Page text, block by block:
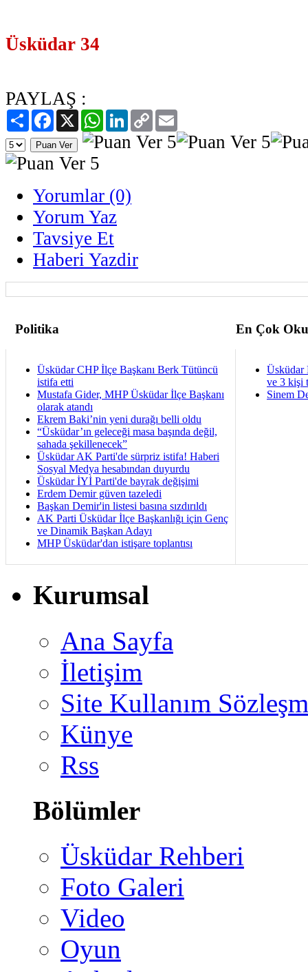
Üsküdar 34
PAYLAŞ :
PaylaşFacebook
X WhatsAppLinkedIn
Copy
Link
Yorumlar (0)
Yorum Yaz
Tavsiye Et
Haberi Yazdir
Politika En Çok
Üsküdar CHP İlçe Başkanı Berk Tütüncü
istifa etti
Mustafa Gider, MHP Üsküdar İlçe Başkanı
olarak atandı
Ekrem Baki’nin yeni durağı belli oldu
“Üsküdar’ın geleceği masa başında değil,
sahada şekillenecek”
Üsküdar AK Parti'de sürpriz istifa! Haberi
Sosyal Medya hesabından duyurdu
Üsküdar İYİ Parti'de bayrak değişimi
Erdem Demir güven tazeledi
Başkan Demir'in listesi basına sızdırıldı
AK Parti Üsküdar İlçe Başkanlığı için Genç
ve Dinamik Başkan Adayı
MHP Üsküdar'dan istişare toplantısı
Üsküdar
ve 3 kişi
Sinem
Kurumsal
Ana Sayfa
İletişim
Site Kullanım
Künye
Rss
Bölümler
Üsküdar Rehberi
Foto Galeri
Video
Oyun